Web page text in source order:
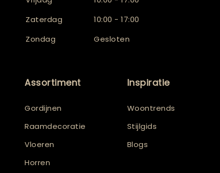
Zaterdag
10:00 - 17:00
Zondag
Gesloten
Assortiment
Gordijnen
Raamdecoratie
Vloeren
Horren
Inspiratie
Woontrends
Stijlgids
Blogs